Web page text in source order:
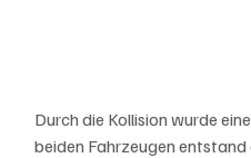
Durch die Kollision wurde
beiden Fahrzeugen